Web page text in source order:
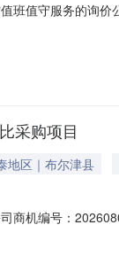
班值守服务的询
室24小时规范值
件
采购项目
地区｜布尔津县
商机编号：
山消防维保及检